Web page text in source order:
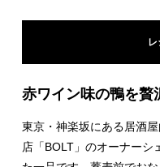
レ
赤ワイン味の鴨を贅
東京・神楽坂にある居酒
店「BOLT」のオーナーシ